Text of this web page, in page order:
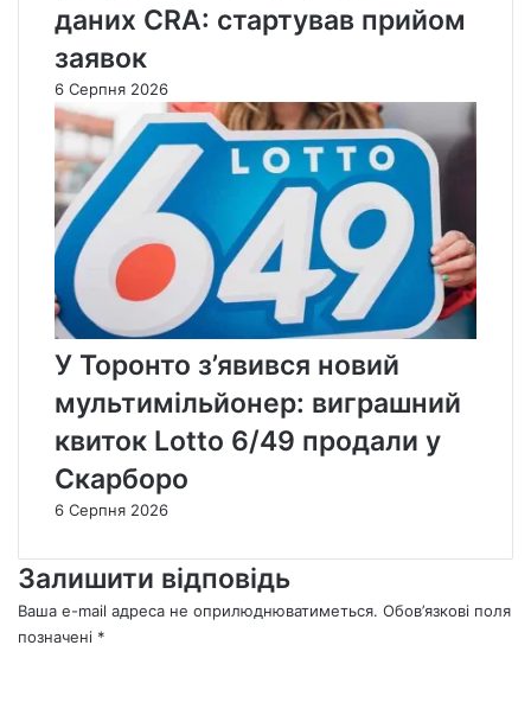
даних CRA: стартував прийом
заявок
6 Серпня 2026
У Торонто з’явився новий
мультимільйонер: виграшний
квиток Lotto 6/49 продали у
Скарборо
6 Серпня 2026
Залишити відповідь
Ваша e-mail адреса не оприлюднюватиметься. Обов’язкові поля
позначені *